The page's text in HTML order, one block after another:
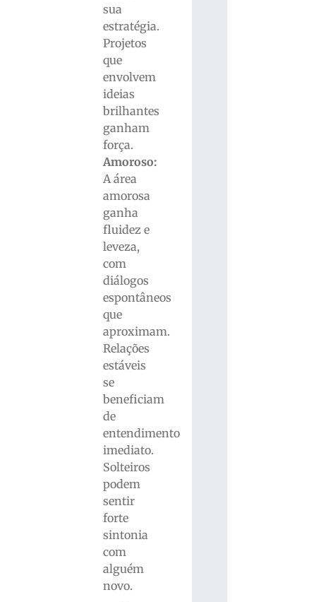
sua
estratégia.
Projetos
que
envolvem
ideias
brilhantes
ganham
força.
Amoroso:
A área
amorosa
ganha
fluidez e
leveza,
com
diálogos
espontâneos
que
aproximam.
Relações
estáveis
se
beneficiam
de
entendimento
imediato.
Solteiros
podem
sentir
forte
sintonia
com
alguém
novo.